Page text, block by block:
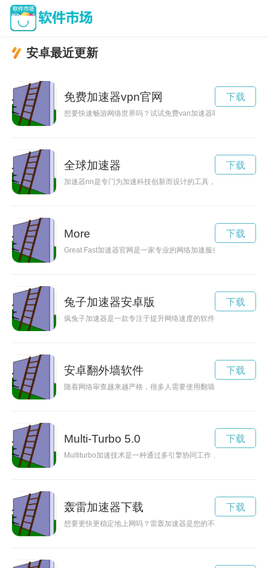
安卓最近更新
免费加速器vpn官网
想要快速畅游网络世界吗？试试免费van加速器吧！这款加速器
下载
全球加速器
加速器nn是专门为加速科技创新而设计的工具，能够帮助科研
下载
More
Great Fast加速器官网是一家专业的网络加速服务提供商，致
下载
兔子加速器安卓版
疯兔子加速器是一款专注于提升网络速度的软件，能够有效地
下载
安卓翻外墙软件
随着网络审查越来越严格，很多人需要使用翻墙软件来浏览被
下载
Multi-Turbo 5.0
Multiturbo加速技术是一种通过多引擎协同工作，智能优化系统
下载
轰雷加速器下载
想要更快更稳定地上网吗？雷轰加速器是您的不二选择，通过
下载